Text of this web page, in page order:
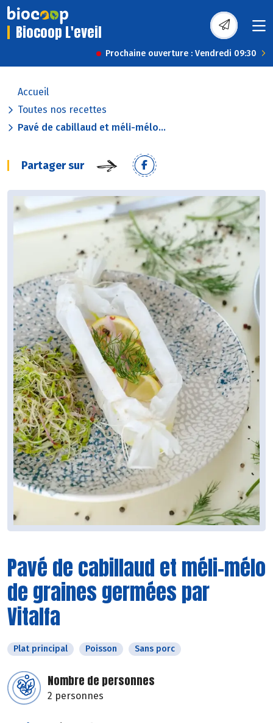
Biocoop L'eveil
Prochaine ouverture : Vendredi 09:30
Accueil
Toutes nos recettes
Pavé de cabillaud et méli-mélo...
Partager sur
Pavé de cabillaud et méli-mélo
de graines germées par
Vitalfa
Plat principal Poisson Sans porc
Nombre de personnes
2 personnes